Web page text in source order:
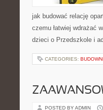
jak budować relację
czemu łatwiej wdrażać
dzieci o Przedszkole i
CATEGORIES:
POSTED BY ADMIN